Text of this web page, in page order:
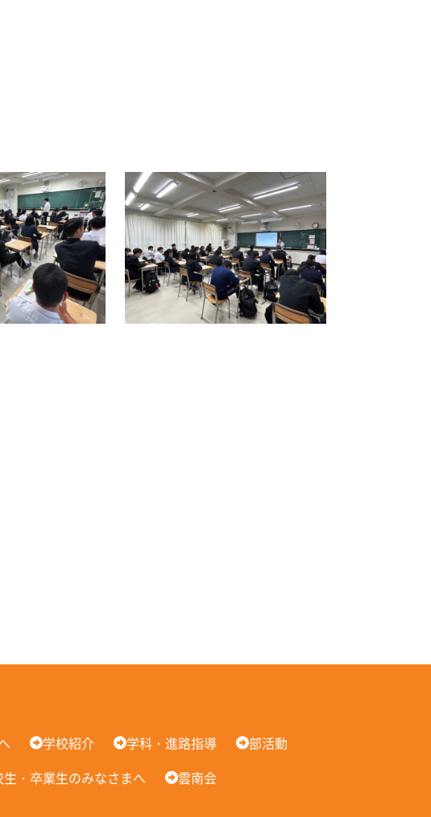
学校紹介 学科・進路指導
部活動
生・卒業生のみなさまへ 雲南会